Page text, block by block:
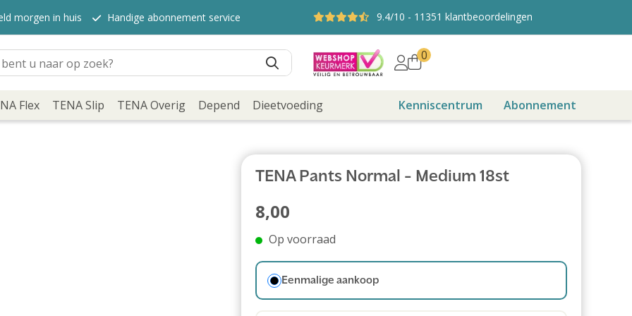
morgen in huis Handige abonnement service 9.4/10 - 11351 klantbeoordelingen
0
Flex TENA Slip TENA Overig Depend Dieetvoeding Kenniscentrum Abonnement
TENA Pants Normal - Medium 18st
8,00
Op voorraad
Eenmalige aankoop